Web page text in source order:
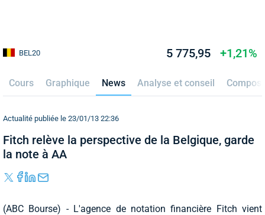
BEL20 5 775,95 +1,21%
Cours Graphique News Analyse et conseil
Actualité publiée le 23/01/13 22:36
Fitch relève la perspective de la Belgique, garde
la note à AA
(ABC Bourse) - L'agence de notation financière Fitch vient